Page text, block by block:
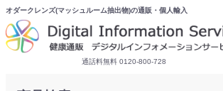
オダークレンズ(マッシュルーム抽出物)の通販・個人輸入
通話料無料 0120-800-728